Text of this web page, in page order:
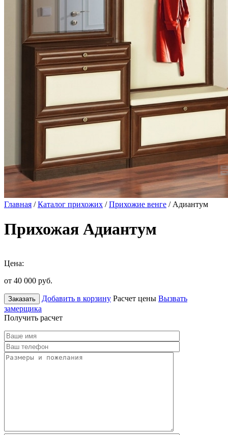
Главная /Каталог прихожих /Прихожие венге / Адиантум
Прихожая Адиантум
Цена:
от 40 000 руб.
Заказать Добавить в корзину Расчет цены Вызвать
замерщика
Получить расчет